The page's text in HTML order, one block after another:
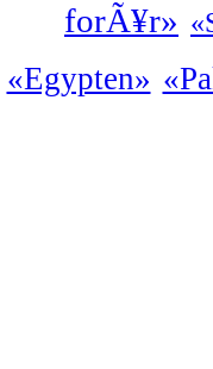
forÃ¥r»
«Egypten»